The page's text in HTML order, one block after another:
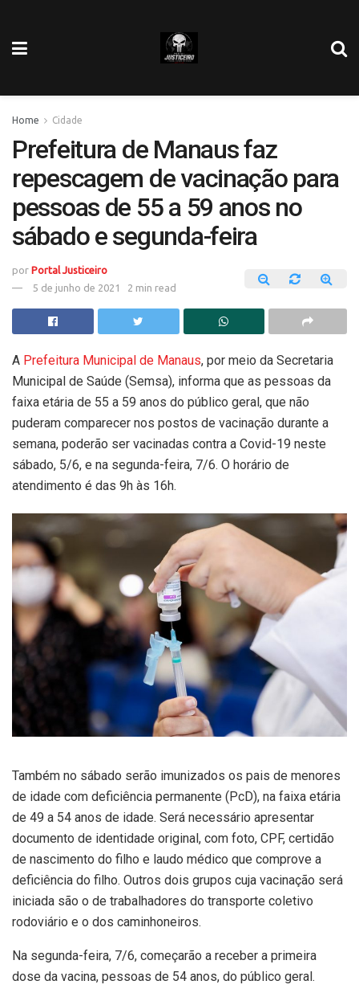
Home Cidade
Prefeitura de Manaus faz
repescagem de vacinação para
pessoas de 55 a 59 anos no
sábado e segunda-feira
por Portal Justiceiro
5 de junho de 2021
2 min read
A Prefeitura Municipal de Manaus, por meio da Secretaria
Municipal de Saúde (Semsa), informa que as pessoas da
faixa etária de 55 a 59 anos do público geral, que não
puderam comparecer nos postos de vacinação durante a
semana, poderão ser vacinadas contra a Covid-19 neste
sábado, 5/6, e na segunda-feira, 7/6. O horário de
atendimento é das 9h às 16h.
Também no sábado serão imunizados os pais de menores
de idade com deficiência permanente (PcD), na faixa etária
de 49 a 54 anos de idade. Será necessário apresentar
documento de identidade original, com foto, CPF, certidão
de nascimento do filho e laudo médico que comprove a
deficiência do filho. Outros dois grupos cuja vacinação será
iniciada são o de trabalhadores do transporte coletivo
rodoviário e o dos caminhoneiros.
Na segunda-feira, 7/6, começarão a receber a primeira
dose da vacina, pessoas de 54 anos, do público geral.